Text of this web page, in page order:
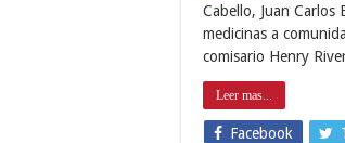
Cabello, Juan
medicinas a
comisario Henry
Leer mas...
Facebook